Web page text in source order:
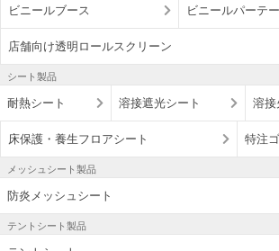
ビニールブース ビニールパーテ
店舗向け透明ロールスクリーン
シート製品
耐熱シート 溶接遮光シート 溶接
床保護・養生フロアシート 特注
メッシュシート製品
防炎メッシュシート
テントシート製品